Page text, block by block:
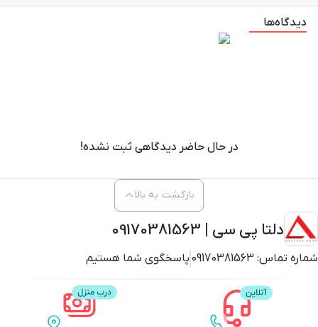
دیدگاه‌ها
در حال حاضر دیدگاهی ثبت نشده!
دلتا پی سی | 09170381563
شماره تماس: 09170381563 پاسخگوی شما هستیم
بازگشت به بالا